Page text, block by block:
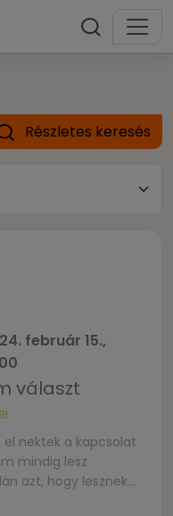
Részletes keresés
február 15.,
választ
nektek a kapcsolat
mindig lesz
azt, hogy lesznek
kilépni. Mi a